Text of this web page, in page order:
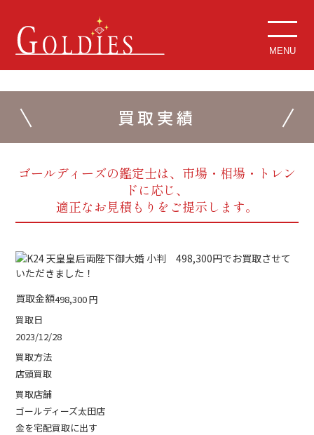
MENU
買取実績
ゴールディーズの鑑定士は、市場・相場・トレン
ドに応じ、
適正なお見積もりをご提示します。
買取金額498,300円
買取日
2023/12/28
買取方法
店頭買取
買取店舗
ゴールディーズ太田店
金を宅配買取に出す